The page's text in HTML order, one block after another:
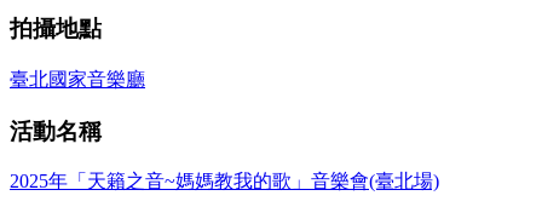
拍攝地點
臺北國家音樂廳
活動名稱
2025年「天籟之音~媽媽教我的歌」音樂會(臺北場)